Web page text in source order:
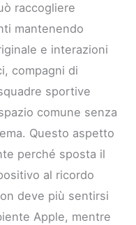
raccogliere
mantenendo
e interazioni
compagni di
sportive
comune senza
Questo aspetto
perché sposta il
al ricordo
deve più sentirsi
Apple, mentre